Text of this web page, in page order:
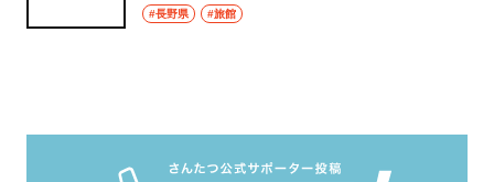
#長野県 #旅館